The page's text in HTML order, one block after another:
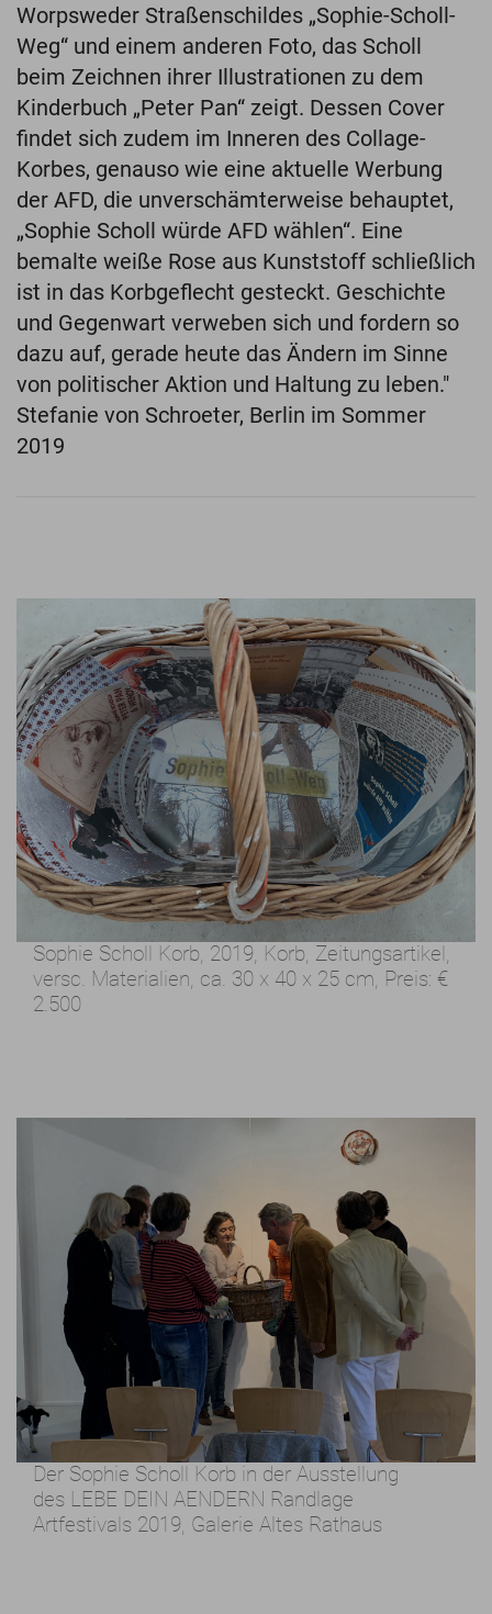
Worpsweder Straßenschildes „Sophie-Scholl-
Weg“ und einem anderen Foto, das Scholl
beim Zeichnen ihrer Illustrationen zu dem
Kinderbuch „Peter Pan“ zeigt. Dessen Cover
findet sich zudem im Inneren des Collage-
Korbes, genauso wie eine aktuelle Werbung
der AFD, die unverschämterweise behauptet,
„Sophie Scholl würde AFD wählen“. Eine
bemalte weiße Rose aus Kunststoff schließlich
ist in das Korbgeflecht gesteckt. Geschichte
und Gegenwart verweben sich und fordern so
dazu auf, gerade heute das Ändern im Sinne
von politischer Aktion und Haltung zu leben."
Stefanie von Schroeter, Berlin im Sommer
2019
Sophie Scholl Korb, 2019, Korb, Zeitungsartikel,
versc. Materialien, ca. 30 x 40 x 25 cm, Preis: €
2.500
Der Sophie Scholl Korb in der Ausstellung
des LEBE DEIN AENDERN Randlage
Artfestivals 2019, Galerie Altes Rathaus